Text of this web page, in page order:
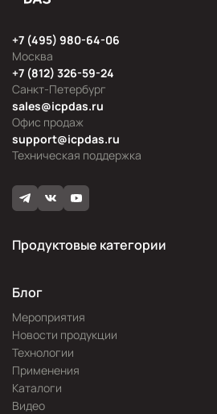
Москва
+7 (495) 980-64-06
Офис продаж
sales@icpdas.ru
Санкт-Петербург
+7 (812) 326-59-24
Техническая поддержка
support@icpdas.ru
Продуктовые категории
Блог
Мероприятия
Новости продукции
Технологии
Применения
Каталоги
Видео